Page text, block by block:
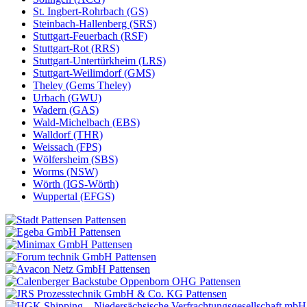
St. Ingbert-Rohrbach (GS)
Steinbach-Hallenberg (SRS)
Stuttgart-Feuerbach (RSF)
Stuttgart-Rot (RRS)
Stuttgart-Untertürkheim (LRS)
Stuttgart-Weilimdorf (GMS)
Theley (Gems Theley)
Urbach (GWU)
Wadern (GAS)
Wald-Michelbach (EBS)
Walldorf (THR)
Weissach (FPS)
Wölfersheim (SBS)
Worms (NSW)
Wörth (IGS-Wörth)
Wuppertal (EFGS)
Pattensen
Pattensen
Pattensen
Pattensen
Pattensen
Pattensen
Pattensen